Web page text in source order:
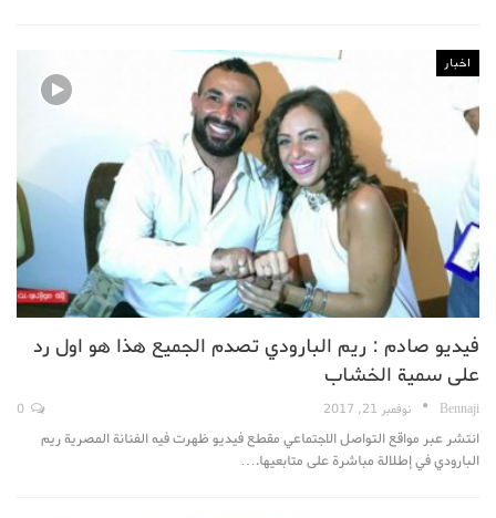
اخبار
فيديو صادم : ريم البارودي تصدم الجميع هذا هو اول رد
على سمية الخشاب
Bennaji نوفمبر 21, 2017
انتشر عبر مواقع التواصل الاجتماعي مقطع فيديو ظهرت فيه الفنانة المصرية ريم
البارودي في إطلالة مباشرة على متابعيها.…